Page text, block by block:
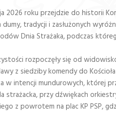
2026 roku przejdzie do historii
dumy, tradycji i zasłużonych
Dnia Strażaka, podczas
rozpoczęły się od
z siedziby komendy do
w intencji mundurowych, której
strażacka, przy dźwiękach
z powrotem na plac KP PSP,